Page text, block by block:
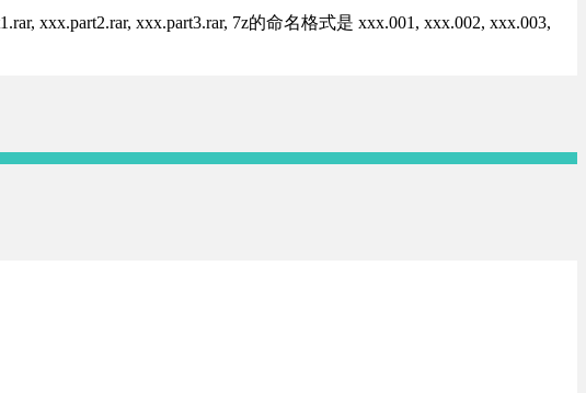
xxx.part2.rar, xxx.part3.rar, 7z的命名格式是 xxx.001, xxx.002, xxx.003,